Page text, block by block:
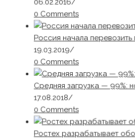
06.02.2016/
0 Comments
Россия начала перевозить
19.03.2019/
0 Comments
Средняя загрузка — 99%:
17.08.2018/
0 Comments
Ростех разрабатывает